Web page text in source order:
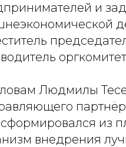
и
Людмилы
из
внедрения